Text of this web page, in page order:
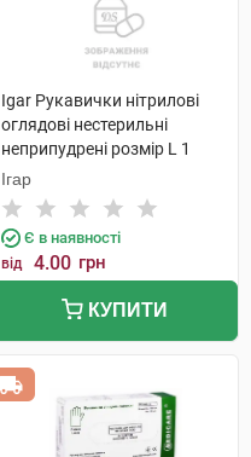
Igar Рукавички нітрилові
оглядові нестерильні
неприпудрені розмір L 1
пара
Ігар
Є в наявності
від 4.00 грн
КУПИТИ